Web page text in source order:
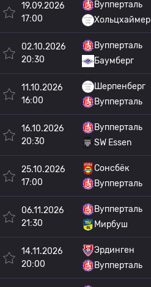
19.09.2026
17:00
Вупперталь
Хольцхаймер
02.10.2026
20:30
Вупперталь
Баумберг
11.10.2026
16:00
Шерпенберг
Вупперталь
16.10.2026
20:30
Вупперталь
SW Essen
25.10.2026
17:00
Сонсбёк
Вупперталь
06.11.2026
21:30
Вупперталь
Мирбуш
14.11.2026
20:00
Эрдинген
Вупперталь